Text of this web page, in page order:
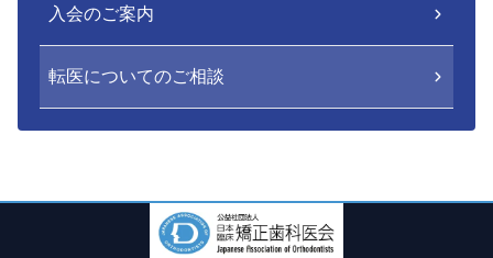
入会のご案内
転医についてのご相談